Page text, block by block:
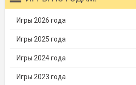
Игры 2026 года
Игры 2025 года
Игры 2024 года
Игры 2023 года